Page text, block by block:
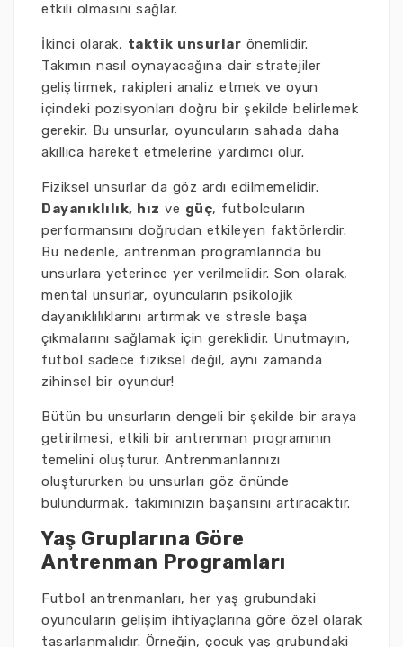
etkili olmasını sağlar.
İkinci olarak, taktik unsurlar önemlidir.
Takımın nasıl oynayacağına dair stratejiler
geliştirmek, rakipleri analiz etmek ve oyun
içindeki pozisyonları doğru bir şekilde belirlemek
gerekir. Bu unsurlar, oyuncuların sahada daha
akıllıca hareket etmelerine yardımcı olur.
Fiziksel unsurlar da göz ardı edilmemelidir.
Dayanıklılık, hız ve güç, futbolcuların
performansını doğrudan etkileyen faktörlerdir.
Bu nedenle, antrenman programlarında bu
unsurlara yeterince yer verilmelidir. Son olarak,
mental unsurlar, oyuncuların psikolojik
dayanıklılıklarını artırmak ve stresle başa
çıkmalarını sağlamak için gereklidir. Unutmayın,
futbol sadece fiziksel değil, aynı zamanda
zihinsel bir oyundur!
Bütün bu unsurların dengeli bir şekilde bir araya
getirilmesi, etkili bir antrenman programının
temelini oluşturur. Antrenmanlarınızı
oluştururken bu unsurları göz önünde
bulundurmak, takımınızın başarısını artıracaktır.
Yaş Gruplarına Göre
Antrenman Programları
Futbol antrenmanları, her yaş grubundaki
oyuncuların gelişim ihtiyaçlarına göre özel olarak
tasarlanmalıdır. Örneğin, çocuk yaş grubundaki